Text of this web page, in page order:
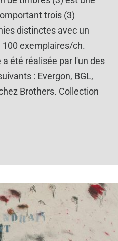
trois (3)
distinctes avec un
100 exemplaires/ch.
a été réalisée par l'un des
: Evergon, BGL,
Brothers. Collection